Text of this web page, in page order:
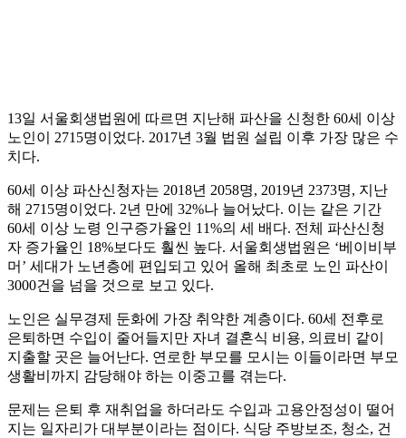
13일 서울회생법원에 따르면 지난해 파산을 신청한 60세 이상
노인이 2715명이었다. 2017년 3월 법원 설립 이후 가장 많은 수
치다.
60세 이상 파산신청자는 2018년 2058명, 2019년 2373명, 지난
해 2715명이었다. 2년 만에 32%나 늘어났다. 이는 같은 기간
60세 이상 노령 인구증가율인 11%의 세 배다. 전체 파산신청
자 증가율인 18%보다도 훨씬 높다. 서울회생법원은 ‘베이비부
머’ 세대가 노년층에 편입되고 있어 올해 최초로 노인 파산이
3000건을 넘을 것으로 보고 있다.
노인은 실무경제 둔화에 가장 취약한 계층이다. 60세 전후로
은퇴하면 수입이 줄어들지만 자녀 결혼식 비용, 의료비 같이
지출할 곳은 늘어난다. 연로한 부모를 모시는 이들이라면 부모
생활비까지 감당해야 하는 이중고를 겪는다.
문제는 은퇴 후 재취업을 하더라도 수입과 고용안정성이 떨어
지는 일자리가 대부분이라는 점이다. 식당 주방보조, 청소, 건